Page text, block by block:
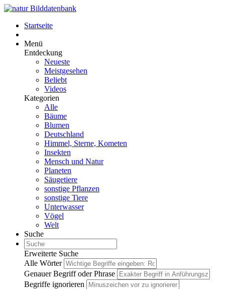
Startseite
Menü
Entdeckung
Neueste
Meistgesehen
Beliebt
Videos
Kategorien
Alle
Bäume
Blumen
Deutschland
Himmel, Sterne, Kometen
Insekten
Mensch und Natur
Planeten
Säugetiere
sonstige Pflanzen
sonstige Tiere
Unterwasser
Vögel
Welt
Suche
Erweiterte Suche
Alle Wörter
Genauer Begriff oder Phrase
Begriffe ignorieren